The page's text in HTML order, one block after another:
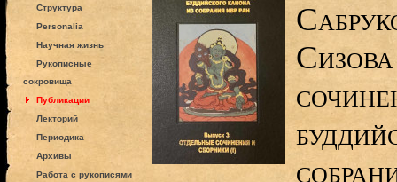
Структура
Personalia
Научная жизнь
Рукописные
сокровища
Публикации
Лекторий
Периодика
Архивы
Работа с рукописями